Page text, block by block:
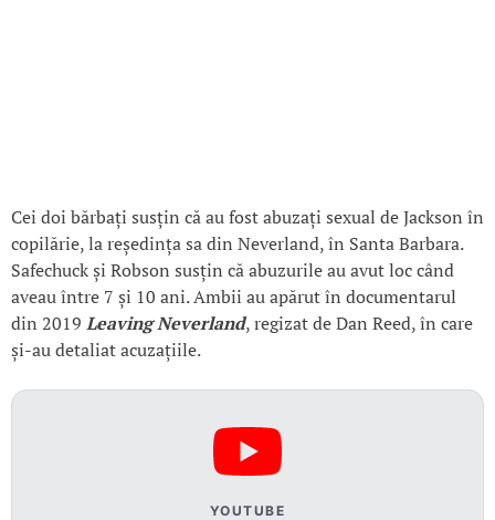
Cei doi bărbați susțin că au fost abuzați sexual de Jackson în
copilărie, la reședința sa din Neverland, în Santa Barbara.
Safechuck și Robson susțin că abuzurile au avut loc când
aveau între 7 și 10 ani. Ambii au apărut în documentarul
din 2019 Leaving Neverland, regizat de Dan Reed, în care
și-au detaliat acuzațiile.
YOUTUBE